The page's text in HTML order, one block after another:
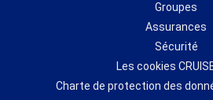
Groupes
Assurances
Sécurité
Les cookies
Charte de protection des